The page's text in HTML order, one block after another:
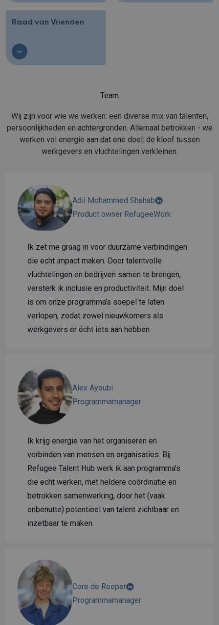
Raad van Vrienden
Team
Wij zijn voor wie we werken: een diverse mix van talenten,
persoonlijkheden en achtergronden. Allemaal betrokken - we
werken vol energie aan dat ene doel: de kloof tussen
werkgevers en vluchtelingen verkleinen.
Adil Mohammed Shahab
Product owner RefugeeWork
Ik zet me graag in voor duurzame verbindingen
die echt impact maken. Door talentvolle
vluchtelingen en bedrijven samen te brengen,
versterk ik inclusie en productiviteit. Mijn doel
is om onze programma’s soepel te laten
verlopen, zodat zowel nieuwkomers als
werkgevers er écht iets aan hebben.
Alex Ayoubi
Programmamanager
Ik krijg energie van het organiseren en
verbinden van mensen en organisaties. Bij
Refugee Talent Hub werk ik aan programma’s
die echt werken, met heldere coördinatie en
betrokken samenwerking, door het (vaak
onbenutte) potentieel van talent zichtbaar en
inzetbaar te maken.
Core de Reeper
Programmamanager